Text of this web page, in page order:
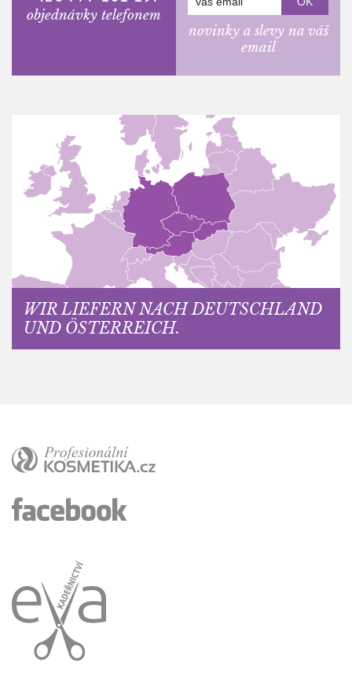
objednávky telefonem
novinky a slevy na váš
email
WIR LIEFERN NACH DEUTSCHLAND
UND ÖSTERREICH.